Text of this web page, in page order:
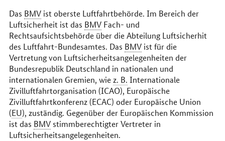
Das BMVist oberste Luftfahrtbehörde. Im Bereich der
Luftsicherheit ist das BMVFach- und
Rechtsaufsichtsbehörde über die Abteilung Luftsicherhit
des Luftfahrt-Bundesamtes. Das BMVist für die
Vertretung von Luftsicherheitsangelegenheiten der
Bundesrepublik Deutschland in nationalen und
internationalen Gremien, wie z. B. Internationale
Zivilluftfahrtorganisation (ICAO), Europäische
Zivilluftfahrtkonferenz (ECAC) oder Europäische Union
(EU), zuständig. Gegenüber der Europäischen Kommission
ist das BMVstimmberechtigter Vertreter in
Luftsicherheitsangelegenheiten.